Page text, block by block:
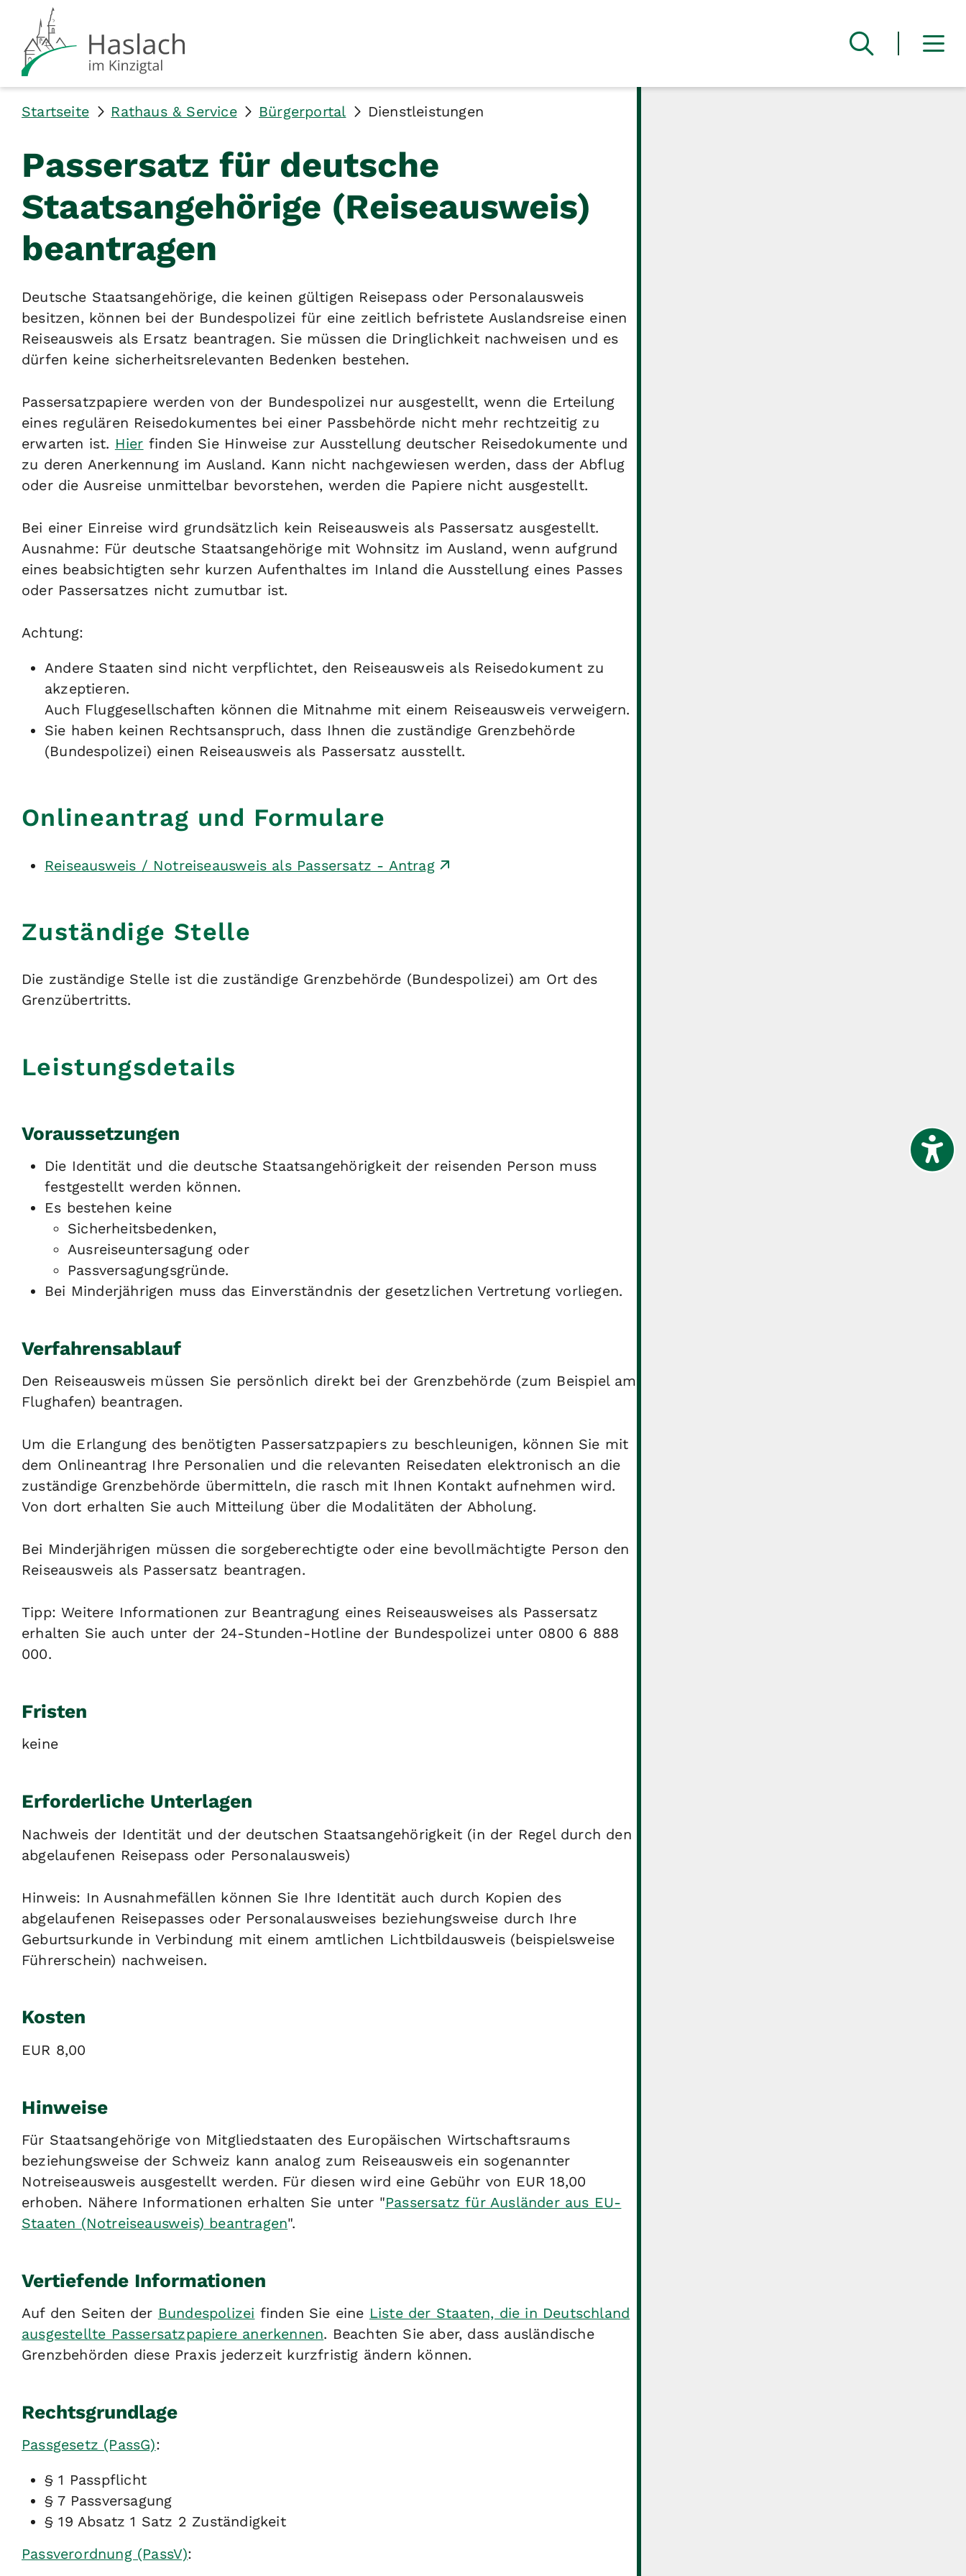
Startseite Rathaus & Service Bürgerportal Dienstleistungen
Passersatz für deutsche
Staatsangehörige (Reiseausweis)
beantragen
Deutsche Staatsangehörige, die keinen gültigen Reisepass oder Personalausweis
besitzen, können bei der Bundespolizei für eine zeitlich befristete Auslandsreise einen
Reiseausweis als Ersatz beantragen. Sie müssen die Dringlichkeit nachweisen und es
dürfen keine sicherheitsrelevanten Bedenken bestehen.
Passersatzpapiere werden von der Bundespolizei nur ausgestellt, wenn die Erteilung
eines regulären Reisedokumentes bei einer Passbehörde nicht mehr rechtzeitig zu
erwarten ist. Hier finden Sie Hinweise zur Ausstellung deutscher Reisedokumente und
zu deren Anerkennung im Ausland. Kann nicht nachgewiesen werden, dass der Abflug
oder die Ausreise unmittelbar bevorstehen, werden die Papiere nicht ausgestellt.
Bei einer Einreise wird grundsätzlich kein Reiseausweis als Passersatz ausgestellt.
Ausnahme: Für deutsche Staatsangehörige mit Wohnsitz im Ausland, wenn aufgrund
eines beabsichtigten sehr kurzen Aufenthaltes im Inland die Ausstellung eines Passes
oder Passersatzes nicht zumutbar ist.
Achtung:
Andere Staaten sind nicht verpflichtet, den Reiseausweis als Reisedokument zu
akzeptieren.
Auch Fluggesellschaften können die Mitnahme mit einem Reiseausweis verweigern.
Sie haben keinen Rechtsanspruch, dass Ihnen die zuständige Grenzbehörde
(Bundespolizei) einen Reiseausweis als Passersatz ausstellt.
Onlineantrag und Formulare
Reiseausweis / Notreiseausweis als Passersatz - Antrag
Zuständige Stelle
Die zuständige Stelle ist die zuständige Grenzbehörde (Bundespolizei) am Ort des
Grenzübertritts.
Leistungsdetails
Voraussetzungen
Die Identität und die deutsche Staatsangehörigkeit der reisenden Person muss
festgestellt werden können.
Es bestehen keine
Sicherheitsbedenken,
Ausreiseuntersagung oder
Passversagungsgründe.
Bei Minderjährigen muss das Einverständnis der gesetzlichen Vertretung vorliegen.
Verfahrensablauf
Den Reiseausweis müssen Sie persönlich direkt bei der Grenzbehörde (zum Beispiel am
Flughafen) beantragen.
Um die Erlangung des benötigten Passersatzpapiers zu beschleunigen, können Sie mit
dem Onlineantrag Ihre Personalien und die relevanten Reisedaten elektronisch an die
zuständige Grenzbehörde übermitteln, die rasch mit Ihnen Kontakt aufnehmen wird.
Von dort erhalten Sie auch Mitteilung über die Modalitäten der Abholung.
Bei Minderjährigen müssen die sorgeberechtigte oder eine bevollmächtigte Person den
Reiseausweis als Passersatz beantragen.
Tipp: Weitere Informationen zur Beantragung eines Reiseausweises als Passersatz
erhalten Sie auch unter der 24-Stunden-Hotline der Bundespolizei unter 0800 6 888
000.
Fristen
keine
Erforderliche Unterlagen
Nachweis der Identität und der deutschen Staatsangehörigkeit (in der Regel durch den
abgelaufenen Reisepass oder Personalausweis)
Hinweis: In Ausnahmefällen können Sie Ihre Identität auch durch Kopien des
abgelaufenen Reisepasses oder Personalausweises beziehungsweise durch Ihre
Geburtsurkunde in Verbindung mit einem amtlichen Lichtbildausweis (beispielsweise
Führerschein) nachweisen.
Kosten
EUR 8,00
Hinweise
Für Staatsangehörige von Mitgliedstaaten des Europäischen Wirtschaftsraums
beziehungsweise der Schweiz kann analog zum Reiseausweis ein sogenannter
Notreiseausweis ausgestellt werden. Für diesen wird eine Gebühr von EUR 18,00
erhoben. Nähere Informationen erhalten Sie unter "Passersatz für Ausländer aus EU-
Staaten (Notreiseausweis) beantragen".
Vertiefende Informationen
Auf den Seiten der Bundespolizei finden Sie eine Liste der Staaten, die in Deutschland
ausgestellte Passersatzpapiere anerkennen. Beachten Sie aber, dass ausländische
Grenzbehörden diese Praxis jederzeit kurzfristig ändern können.
Rechtsgrundlage
Passgesetz (PassG):
§ 1 Passpflicht
§ 7 Passversagung
§ 19 Absatz 1 Satz 2 Zuständigkeit
Passverordnung (PassV):